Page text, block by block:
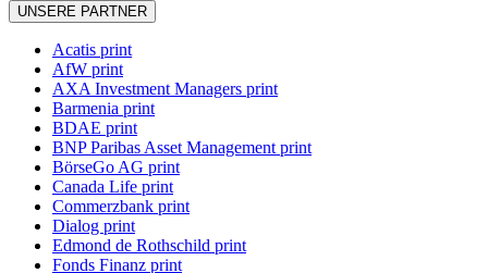
UNSERE PARTNER
Acatis print
AfW print
AXA Investment Managers print
Barmenia print
BDAE print
BNP Paribas Asset Management print
BörseGo AG print
Canada Life print
Commerzbank print
Dialog print
Edmond de Rothschild print
Fonds Finanz print